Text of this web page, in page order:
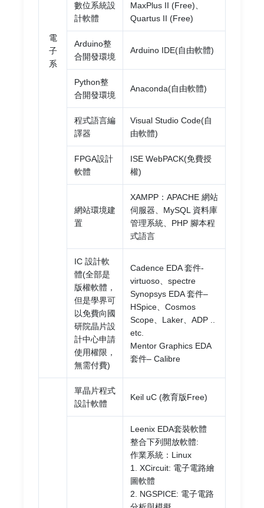
電
子
系
數位系統設
計軟體
MaxPlus II (Free)、
Quartus II (Free)
Arduino整
合開發環境
Arduino IDE(自由軟體)
Python整
合開發環境
Anaconda(自由軟體)
程式語言編
譯器
Visual Studio Code(自
由軟體)
FPGA設計
軟體
ISE WebPACK(免費授
權)
網站環境建
置
XAMPP：APACHE 網站
伺服器、MySQL 資料庫
管理系統、PHP 腳本程
式語言
IC 設計軟
體(全部是
版權軟體，
但是學界可
以免費向國
研院晶片設
計中心申請
使用權限，
無需付費)
Cadence EDA 套件-
virtuoso、spectre
Synopsys EDA 套件–
HSpice、Cosmos
Scope、Laker、ADP ..
etc.
Mentor Graphics EDA
套件– Calibre
單晶片程式
設計軟體
Keil uC (教育版Free)
Leenix EDA套裝軟體
整合下列開放軟體:
作業系統：Linux
1. XCircuit: 電子電路繪
圖軟體
2. NGSPICE: 電子電路